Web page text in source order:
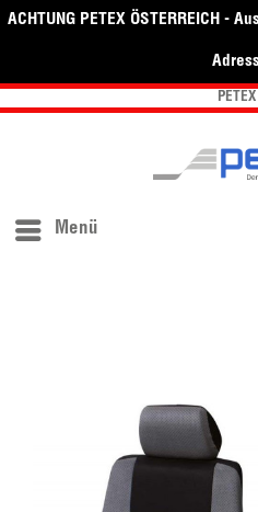
ACHTUNG PETEX ÖSTERREICH -
PETEX
Menü